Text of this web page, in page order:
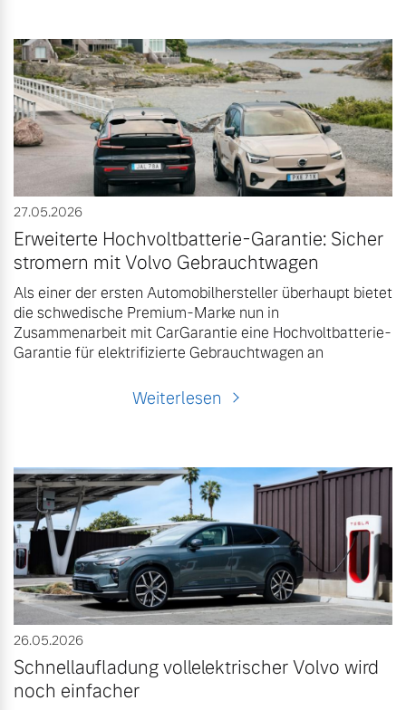
27.05.2026
Erweiterte Hochvoltbatterie-Garantie: Sicher
stromern mit Volvo Gebrauchtwagen
Als einer der ersten Automobilhersteller überhaupt bietet
die schwedische Premium-Marke nun in
Zusammenarbeit mit CarGarantie eine Hochvoltbatterie-
Garantie für elektrifizierte Gebrauchtwagen an
Weiterlesen
26.05.2026
Schnellaufladung vollelektrischer Volvo wird
noch einfacher